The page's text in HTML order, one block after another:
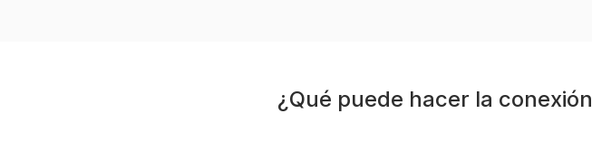
¿Qué puede hacer la conexión